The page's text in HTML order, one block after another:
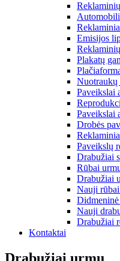
Emisijos
Plakatų
Nuotraukų
Paveikslai
Paveikslai
Drobės
Paveikslų
Drabužiai
Rūbai
Drabužiai
Nauji
Nauji
Drabužiai
Kontaktai